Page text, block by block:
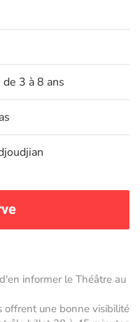
3 à 8 ans
informer le Théâtre au
offrent une bonne visibilité